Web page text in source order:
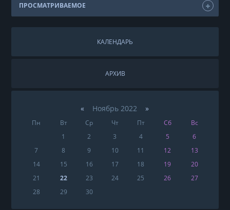
ПРОСМАТРИВАЕМОЕ
КАЛЕНДАРЬ
АРХИВ
« Ноябрь 2022»
Пн Вт Ср Чт Пт Сб
Вс
1
2 3 4 5
6
7
8 9 10 11 12
13
14
15 16 17 18 19
20
21
22 23 24 25 26
27
28
29 30